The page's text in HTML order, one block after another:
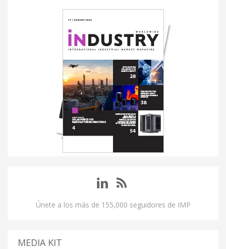
Únete a los más de 155,000 seguidores de IMP
MEDIA KIT